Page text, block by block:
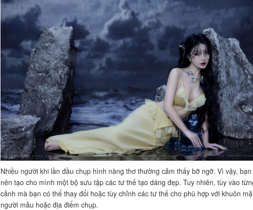
Nhiều người khi lần đầu chụp hình nàng thơ thường cảm thấy bỡ ngỡ. Vì vậy, bạn
nên tạo cho mình một bộ sưu tập các tư thế tạo dáng đẹp. Tuy nhiên, tùy vào
cảnh mà bạn có thể thay đổi hoặc tùy chỉnh các tư thế cho phù hợp với khuôn
người mẫu hoặc địa điểm chụp.